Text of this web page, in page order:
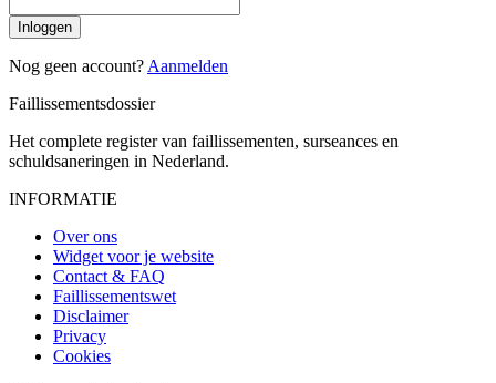
Inloggen
Nog geen account? Aanmelden
Faillissementsdossier
Het complete register van faillissementen, surseances en
schuldsaneringen in Nederland.
INFORMATIE
Over ons
Widget voor je website
Contact & FAQ
Faillissementswet
Disclaimer
Privacy
Cookies